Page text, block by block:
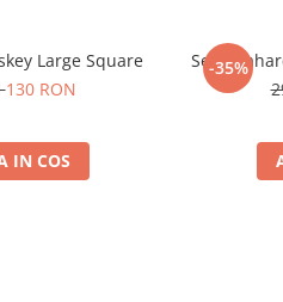
Large Square
130 RON
IN COS
-35%
Set 6